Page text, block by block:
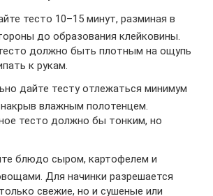
тесто 10–15 минут, разминая в
до образования клейковины.
должно быть плотным на ощупь
к рукам.
дайте тесту отлежаться минимум
влажным полотенцем.
тесто должно бы тонким, но
блюдо сыром, картофелем и
Для начинки разрешается
свежие, но и сушеные или